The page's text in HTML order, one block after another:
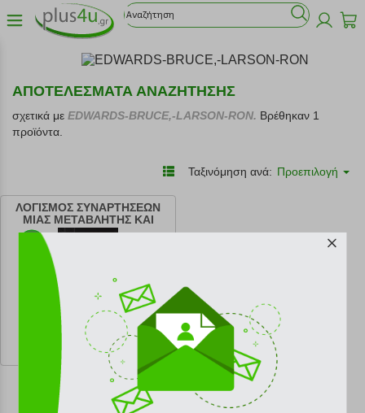
ΑΠΟΤΕΛΕΣΜΑΤΑ ΑΝΑΖΗΤΗΣΗΣ
σχετικά με EDWARDS-BRUCE,-LARSON-RON. Βρέθηκαν 1
προϊόντα.
Ταξινόμηση ανά: Προεπιλογή
ΛΟΓΙΣΜΟΣ ΣΥΝΑΡΤΗΣΕΩΝ
ΜΙΑΣ ΜΕΤΑΒΛΗΤΗΣ ΚΑΙ
ΓΡΑΜΜΙΚΗ ΑΛΓΕΒΡΑ
κωδ. 108216490
115.00 €
Ελάχιστη 30 ημερών 115.00 €
Προτεινόμενη λιανική 115.00 €